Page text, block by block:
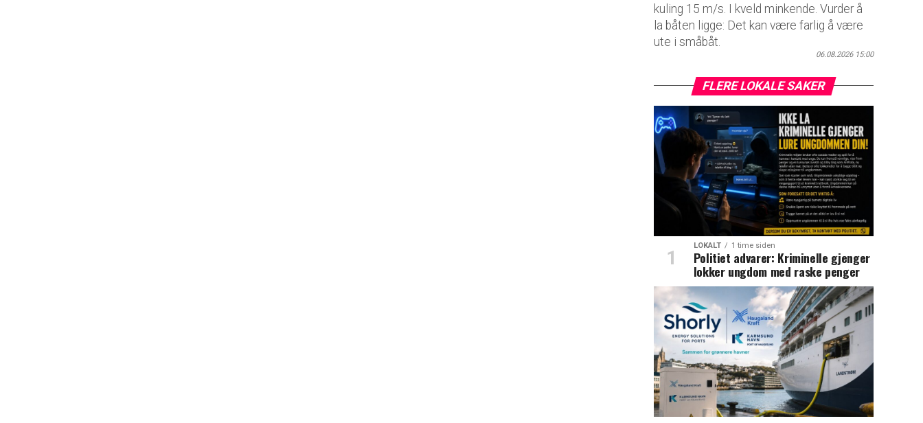
kuling 15 m/s. I kveld minkende. Vurder å
la båten ligge: Det kan være farlig å være
ute i småbåt.
06.08.2026 15:00
FLERE LOKALE SAKER
LOKALT 1 time siden
Politiet advarer: Kriminelle gjenger
lokker ungdom med raske penger